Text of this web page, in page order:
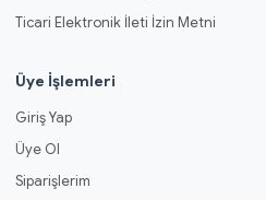
Ticari Elektronik İleti İzin Metni
Üye İşlemleri
Giriş Yap
Üye Ol
Siparişlerim